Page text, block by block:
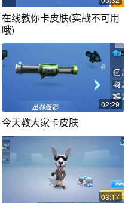
在线教你卡皮肤(实战不可用
哦)
02:29
今天教大家卡皮肤
03:17